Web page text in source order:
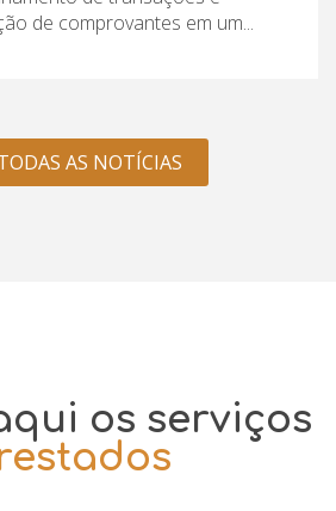
de comprovantes em um...
AS NOTÍCIAS
os serviços